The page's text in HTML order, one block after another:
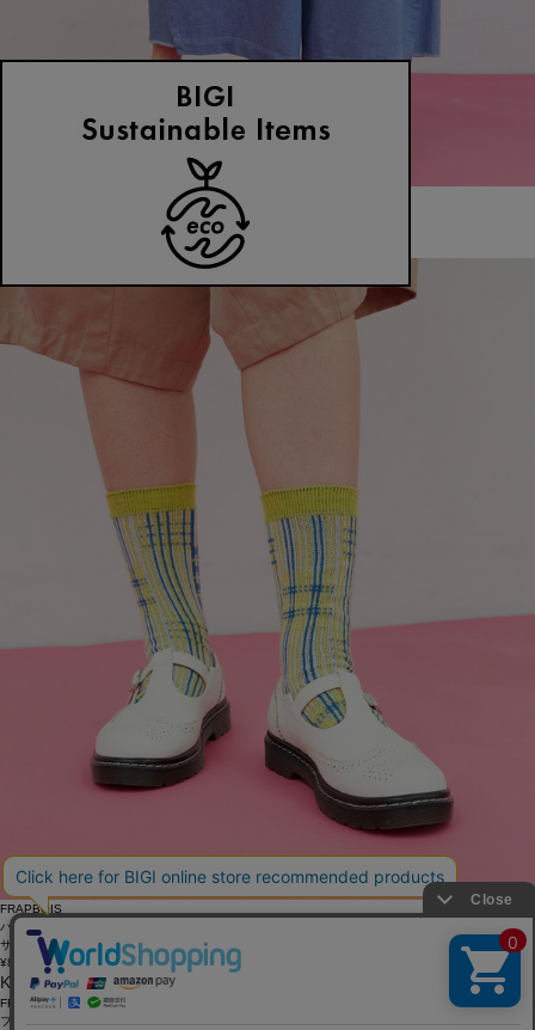
FRAPBOIS
パッチコネクトソックス
サイズ：F
¥871
64%OFF
KEYWORD
FRAPBOIS
フラボア